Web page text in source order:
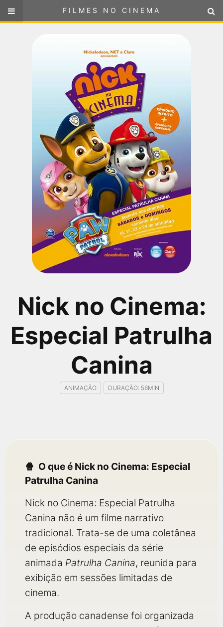
FILMES NO CINEMA
selecione sua localização
Nick no Cinema:
Especial Patrulha
Canina
ANIMAÇÃO DURAÇÃO: 58MIN
O que é Nick no Cinema: Especial
Patrulha Canina
Nick no Cinema: Especial Patrulha
Canina não é um filme narrativo
tradicional. Trata-se de uma coletânea
de episódios especiais da série
animada Patrulha Canina, reunida para
exibição em sessões limitadas de
cinema.
A produção canadense foi organizada
FILMES NO CINEMA
FILMES EM CARTAZ
PRÓXIMOS LANÇAMENTOS
NOTÍCIAS
PÁGINA INICIAL
FilmesNoCinema.com.bré o maior localizador de filmes e
sessões de cinema no Brasil. Através dele, você pode
encontrar os filmes no cinema mais próximos a você ou a
qualquer cidade em território brasileiro. Você pode também
acessar informações sobre cinemas, horários, assistir aos
trailers e muito mais.